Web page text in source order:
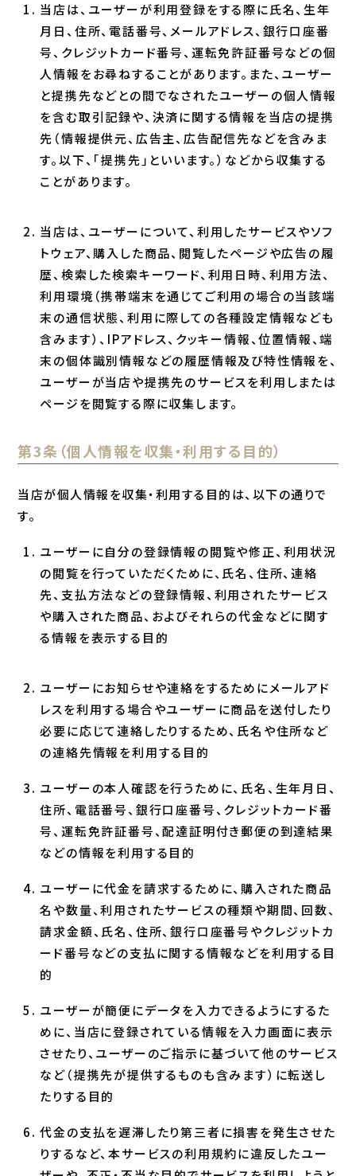
当店は、ユーザーが利用登録をする際に氏名、生年
月日、住所、電話番号、メールアドレス、銀行口座番
号、クレジットカード番号、運転免許証番号などの個
人情報をお尋ねすることがあります。また、ユーザー
と提携先などとの間でなされたユーザーの個人情報
を含む取引記録や、決済に関する情報を当店の提携
先（情報提供元、広告主、広告配信先などを含みま
す。以下、｢提携先｣といいます。）などから収集する
ことがあります。
当店は、ユーザーについて、利用したサービスやソフ
トウェア、購入した商品、閲覧したページや広告の履
歴、検索した検索キーワード、利用日時、利用方法、
利用環境（携帯端末を通じてご利用の場合の当該端
末の通信状態、利用に際しての各種設定情報なども
含みます）、IPアドレス、クッキー情報、位置情報、端
末の個体識別情報などの履歴情報及び特性情報を、
ユーザーが当店や提携先のサービスを利用しまたは
ページを閲覧する際に収集します。
第3条（個人情報を収集・利用する目的）
当店が個人情報を収集・利用する目的は、以下の通りで
す。
ユーザーに自分の登録情報の閲覧や修正、利用状況
の閲覧を行っていただくために、氏名、住所、連絡
先、支払方法などの登録情報、利用されたサービス
や購入された商品、およびそれらの代金などに関す
る情報を表示する目的
ユーザーにお知らせや連絡をするためにメールアド
レスを利用する場合やユーザーに商品を送付したり
必要に応じて連絡したりするため、氏名や住所など
の連絡先情報を利用する目的
ユーザーの本人確認を行うために、氏名、生年月日、
住所、電話番号、銀行口座番号、クレジットカード番
号、運転免許証番号、配達証明付き郵便の到達結果
などの情報を利用する目的
ユーザーに代金を請求するために、購入された商品
名や数量、利用されたサービスの種類や期間、回数、
請求金額、氏名、住所、銀行口座番号やクレジットカ
ード番号などの支払に関する情報などを利用する目
的
ユーザーが簡便にデータを入力できるようにするた
めに、当店に登録されている情報を入力画面に表示
させたり、ユーザーのご指示に基づいて他のサービス
など（提携先が提供するものも含みます）に転送し
たりする目的
代金の支払を遅滞したり第三者に損害を発生させた
りするなど、本サービスの利用規約に違反したユー